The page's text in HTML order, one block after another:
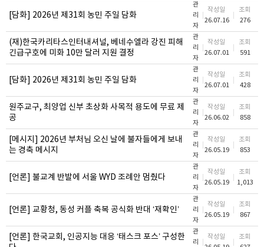
[담화] 2026년 제31회 농민 주일 담화
관
리
자
작성일
26.07.16
조회
276
(재)한국카리타스인터내셔널, 베네수엘라 강진 피해
긴급구호에 미화 10만 달러 지원 결정
관
리
자
작성일
26.07.01
조회
591
[담화] 2026년 제31회 농민 주일 담화
관
리
자
작성일
26.07.01
조회
428
원주교구, 최양업 신부 초상화 사목적 용도에 무료 제
공
관
리
자
작성일
26.06.02
조회
858
[메시지] 2026년 부처님 오신 날에 불자들에게 보내
는 경축 메시지
관
리
자
작성일
26.05.19
조회
853
[언론] 불교계 반발에 서울 WYD 조례안 멈췄다
관
리
자
작성일
26.05.19
조회
1,013
[언론] 교황청, 동성 커플 축복 공식화 반대 ‘재확인’
관
리
자
작성일
26.05.19
조회
867
[언론] 한국교회, 인공지능 대응 ‘태스크 포스’ 구성한
관
리
작성일
조회